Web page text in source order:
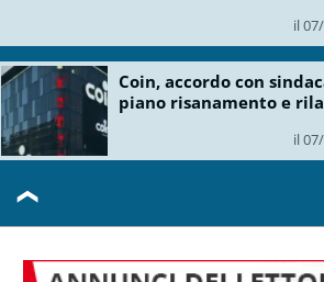
il
Coin, accordo con
piano risanamento e
il
❮